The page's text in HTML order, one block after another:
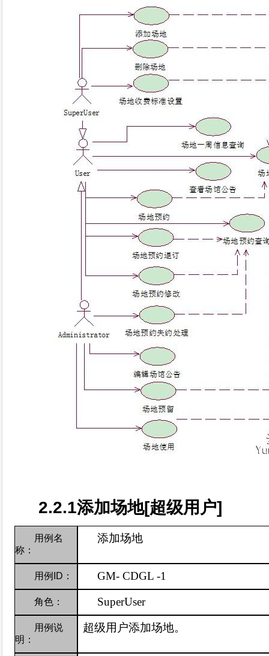
2.2.1添加场地[超级用户]
用例名
称：
添加场地
用例 ID ： GM- CDGL -1
角色： SuperUser
用例说
明：
超级用户添加场地。